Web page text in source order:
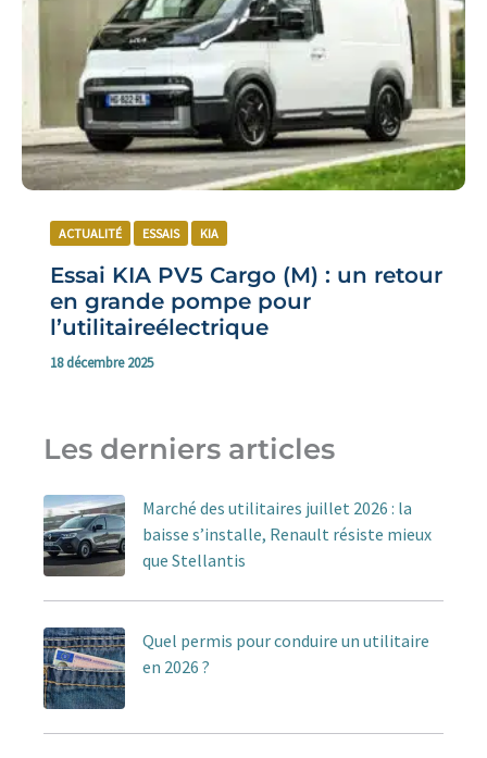
ACTUALITÉ ESSAIS KIA
Essai KIA PV5 Cargo (M) : un retour
en grande pompe pour
l’utilitaireélectrique
18 décembre 2025
Les derniers articles
Marché des utilitaires juillet 2026 : la
baisse s’installe, Renault résiste mieux
que Stellantis
Quel permis pour conduire un utilitaire
en 2026 ?